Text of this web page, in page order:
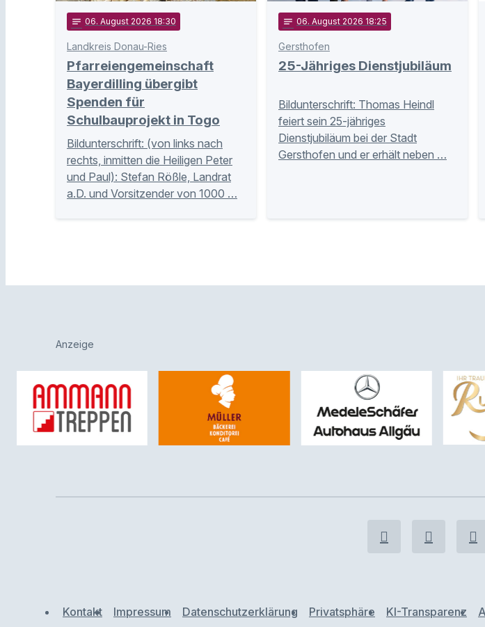
notes 06. August 2026 18:30
Landkreis Donau-Ries
Pfarreiengemeinschaft
Bayerdilling übergibt
Spenden für
Schulbauprojekt in Togo
Bildunterschrift: (von links nach
rechts, inmitten die Heiligen Peter
und Paul): Stefan Rößle, Landrat
a.D. und Vorsitzender von 1000 …
notes 06. August 2026 18:25
Gersthofen
25-Jähriges Dienstjubiläum
Bildunterschrift: Thomas Heindl
feiert sein 25-jähriges
Dienstjubiläum bei der Stadt
Gersthofen und er erhält neben …
Anzeige
Kontakt Impressum Datenschutzerklärung Privatsphäre KI-Transparenz